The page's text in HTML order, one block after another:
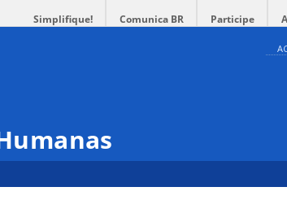
Simplifique! Comunica BR Participe